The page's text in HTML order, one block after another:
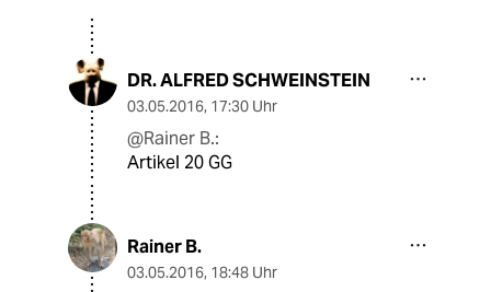
DR. ALFRED SCHWEINSTEIN
03.05.2016, 17:30 Uhr
@Rainer B.:
Artikel 20 GG
Rainer B.
03.05.2016, 18:48 Uhr